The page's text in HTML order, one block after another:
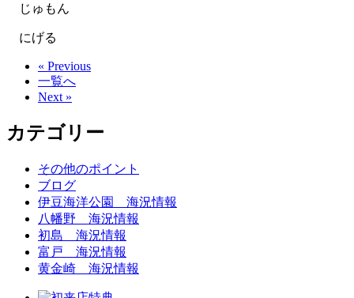
じゅもん
にげる
« Previous
一覧へ
Next »
カテゴリー
その他のポイント
ブログ
伊豆海洋公園 海況情報
八幡野 海況情報
初島 海況情報
富戸 海況情報
黄金崎 海況情報